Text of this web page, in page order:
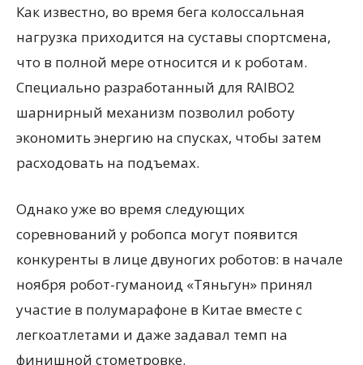
Как известно, во время бега колоссальная
нагрузка приходится на суставы спортсмена,
что в полной мере относится и к роботам.
Специально разработанный для RAIBO2
шарнирный механизм позволил роботу
экономить энергию на спусках, чтобы затем
расходовать на подъемах.
Однако уже во время следующих
соревнований у робопса могут появится
конкуренты в лице двуногих роботов: в начале
ноября робот-гуманоид «Тяньгун» принял
участие в полумарафоне в Китае вместе с
легкоатлетами и даже задавал темп на
финишной стометровке.